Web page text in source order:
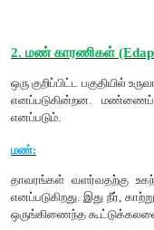
காற்றினால் ஏற்படும்
• காற்று மழையினை
• இது ஏரிகள்
காற்றோட்டத்தினை
• வலுவான காற்று
குறைக்கிறது.